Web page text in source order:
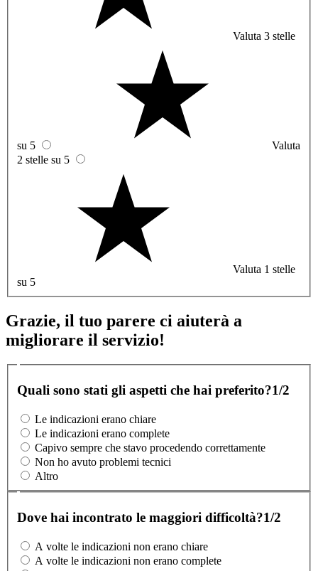
Valuta 3 stelle
su 5
Valuta
2 stelle su 5
Valuta 1 stelle
su 5
Grazie, il tuo parere ci aiuterà a
migliorare il servizio!
Quali sono stati gli aspetti che hai preferito?1/2
Le indicazioni erano chiare
Le indicazioni erano complete
Capivo sempre che stavo procedendo correttamente
Non ho avuto problemi tecnici
Altro
Dove hai incontrato le maggiori difficoltà?1/2
A volte le indicazioni non erano chiare
A volte le indicazioni non erano complete